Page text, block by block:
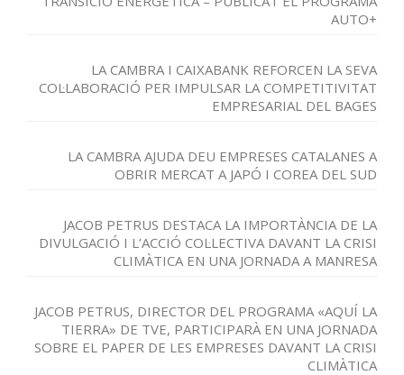
AUTO+
LA CAMBRA I CAIXABANK REFORCEN LA SEVA
COL·LABORACIÓ PER IMPULSAR LA COMPETITIVITAT
EMPRESARIAL DEL BAGES
LA CAMBRA AJUDA DEU EMPRESES CATALANES A
OBRIR MERCAT A JAPÓ I COREA DEL SUD
JACOB PETRUS DESTACA LA IMPORTÀNCIA DE LA
DIVULGACIÓ I L’ACCIÓ COL·LECTIVA DAVANT LA CRISI
CLIMÀTICA EN UNA JORNADA A MANRESA
JACOB PETRUS, DIRECTOR DEL PROGRAMA «AQUÍ LA
TIERRA» DE TVE, PARTICIPARÀ EN UNA JORNADA
SOBRE EL PAPER DE LES EMPRESES DAVANT LA CRISI
CLIMÀTICA